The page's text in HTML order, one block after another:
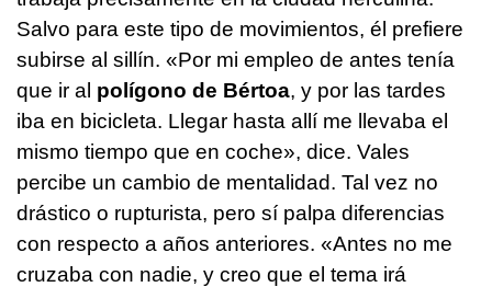
Salvo para este tipo de movimientos, él prefiere
subirse al sillín. «Por mi empleo de antes tenía
que ir al polígono de Bértoa, y por las tardes
iba en bicicleta. Llegar hasta allí me llevaba el
mismo tiempo que en coche», dice. Vales
percibe un cambio de mentalidad. Tal vez no
drástico o rupturista, pero sí palpa diferencias
con respecto a años anteriores. «Antes no me
cruzaba con nadie, y creo que el tema irá